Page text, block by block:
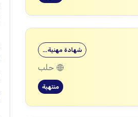
شهادة مهنية…
حلب
منتهية